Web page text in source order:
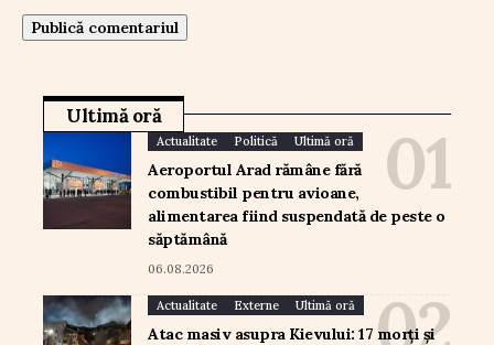
Ultimă oră
Actualitate Politică Ultimă oră
Aeroportul Arad rămâne fără
combustibil pentru avioane,
alimentarea fiind suspendată de peste o
săptămână
06.08.2026
Actualitate Externe Ultimă oră
Atac masiv asupra Kievului: 17 morți și